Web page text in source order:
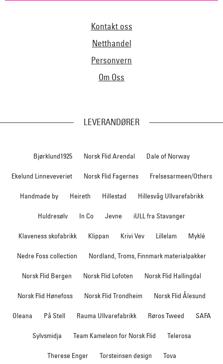
Kontakt oss
Netthandel
Personvern
Om Oss
LEVERANDØRER
Bjørklund1925 Norsk Flid Arendal Dale of Norway
Ekelund Linneveveriet Norsk Flid Fagernes Frelsesarmeen/Others
Handmade by Heireth Hillestad Hillesvåg Ullvarefabrikk
Huldresølv In Co Jevne iULL fra Stavanger
Klaveness skofabrikk Klippan Krivi Vev Lillelam Myklé
Nedre Foss collection Nordland, Troms, Finnmark materialpakker
Norsk Flid Bergen Norsk Flid Lofoten Norsk Flid Hallingdal
Norsk Flid Hønefoss Norsk Flid Trondheim Norsk Flid Ålesund
Oleana På Stell Rauma Ullvarefabrikk Røros Tweed SAFA
Sylvsmidja Team Kameleon for Norsk Flid Telerosa
Therese Enger Torsteinsen design Tova